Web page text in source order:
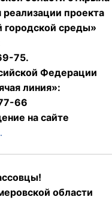
проекта
среды»
75.
Федерации
линия»:
66
на сайте
области